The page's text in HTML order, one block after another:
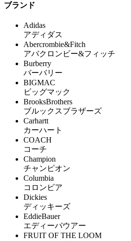
ブランド
Adidas
アディダス
Abercrombie&Fitch
アバクロンビー&フィッチ
Burberry
バーバリー
BIGMAC
ビッグマック
BrooksBrothers
ブルックスブラザーズ
Carhartt
カーハート
COACH
コーチ
Champion
チャンピオン
Columbia
コロンビア
Dickies
ディッキーズ
EddieBauer
エディーバウアー
FRUIT OF THE LOOM